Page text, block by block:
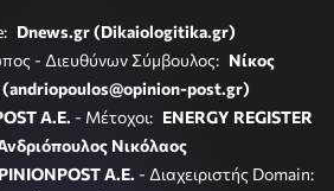
Dnews.gr (Dikaiologitika.gr)
- Διευθύνων Σύμβουλος: Νίκος
(andriopoulos@opinion-post.gr)
A.E. - Μέτοχοι: ENERGY REGISTER
Νικόλαος
A.E. - Διαχειριστής Domain: